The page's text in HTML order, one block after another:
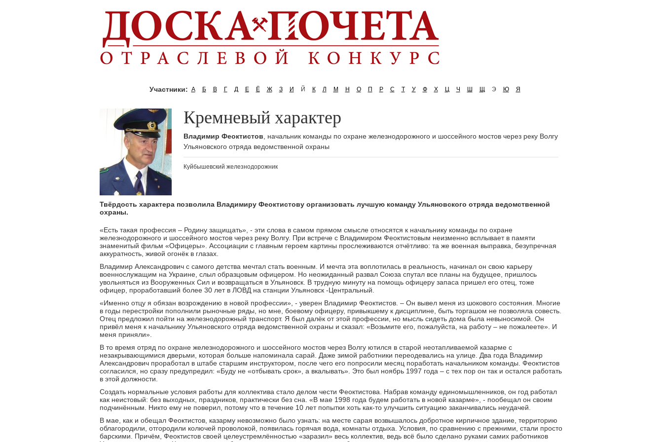
Участники: А Б В Г Д Е Ё Ж З И Й К Л М Н О П Р С Т У Ф Х Ц Ч Ш Щ Э Ю Я
Кремневый характер
Владимир Феоктистов , начальник команды по охране железнодорожного и шоссейного мостов через реку Волгу
Ульяновского отряда ведомственной охраны
Куйбышевский железнодорожник
Твёрдость характера позволила Владимиру Феоктистову организовать лучшую команду Ульяновского отряда ведомственной
охраны.
«Есть такая профессия – Родину защищать», - эти слова в самом прямом смысле относятся к начальнику команды по охране
железнодорожного и шоссейного мостов через реку Волгу. При встрече с Владимиром Феоктистовым неизменно всплывает в памяти
знаменитый фильм «Офицеры». Ассоциации с главным героем картины прослеживаются отчётливо: та же военная выправка, безупречная
аккуратность, живой огонёк в глазах.
Владимир Александрович с самого детства мечтал стать военным. И мечта эта воплотилась в реальность, начинал он свою карьеру
военнослужащим на Украине, слыл образцовым офицером. Но неожиданный развал Союза спутал все планы на будущее, пришлось
увольняться из Вооруженных Сил и возвращаться в Ульяновск. В трудную минуту на помощь офицеру запаса пришел его отец, тоже
офицер, проработавший более 30 лет в ЛОВД на станции Ульяновск -Центральный.
«Именно отцу я обязан возрождению в новой профессии», - уверен Владимир Феоктистов. – Он вывел меня из шокового состояния. Многие
в годы перестройки пополнили рыночные ряды, но мне, боевому офицеру, привыкшему к дисциплине, быть торгашом не позволяла совесть.
Отец предложил пойти на железнодорожный транспорт. Я был далёк от этой профессии, но мысль сидеть дома была невыносимой. Он
привёл меня к начальнику Ульяновского отряда ведомственной охраны и сказал: «Возьмите его, пожалуйста, на работу – не пожалеете». И
меня приняли».
В то время отряд по охране железнодорожного и шоссейного мостов через Волгу ютился в старой неотапливаемой казарме с
незакрывающимися дверьми, которая больше напоминала сарай. Даже зимой работники переодевались на улице. Два года Владимир
Александрович проработал в штабе старшим инструктором, после чего его попросили месяц поработать начальником команды. Феоктистов
согласился, но сразу предупредил: «Буду не «отбывать срок», а вкалывать». Это был ноябрь 1997 года – с тех пор он так и остался работать
в этой должности.
Создать нормальные условия работы для коллектива стало делом чести Феоктистова. Набрав команду единомышленников, он год работал
как неистовый: без выходных, праздников, практически без сна. «В мае 1998 года будем работать в новой казарме», - пообещал он своим
подчинённым. Никто ему не поверил, потому что в течение 10 лет попытки хоть как-то улучшить ситуацию заканчивались неудачей.
В мае, как и обещал Феоктистов, казарму невозможно было узнать: на месте сарая возвышалось добротное кирпичное здание, территорию
облагородили, отгородили колючей проволокой, появилась горячая вода, комнаты отдыха. Условия, по сравнению с прежними, стали просто
барскими. Причём, Феоктистов своей целеустремлённостью «заразил» весь коллектив, ведь всё было сделано руками самих работников